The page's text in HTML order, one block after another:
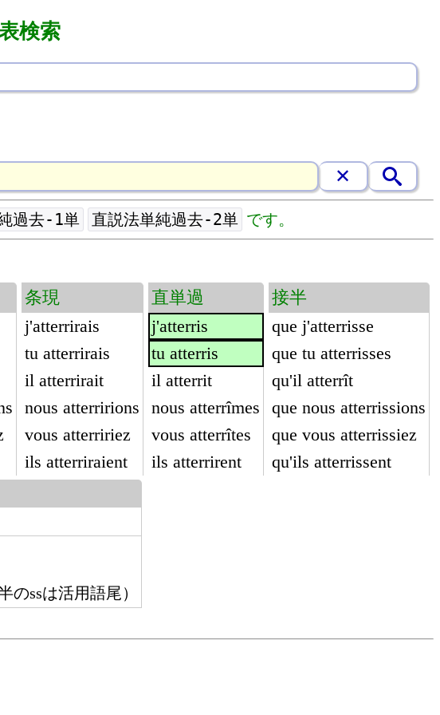
検索
過去-1単 直説法単純過去-2単 です。
条現
j'atterrirais
tu atterrirais
il atterrirait
nous atterririons
vous atterririez
ils atterriraient
直単過
j'atterris
tu atterris
il atterrit
nous atterrîmes
vous atterrîtes
ils atterrirent
接半
que j'atterrisse
que tu atterrisses
qu'il atterrît
que nous atterrissions
que vous atterrissiez
qu'ils atterrissent
のssは活用語尾）